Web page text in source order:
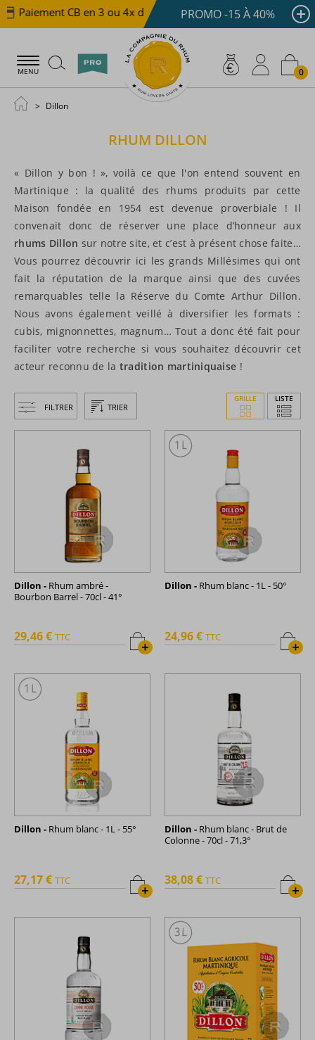
Paiement CB en 3 ou 4x dès 100 € Livraison offerte
PROMO -15 À 40%
MENU 0
Dillon
RHUM DILLON
« Dillon y bon ! », voilà ce que l'on entend souvent en
Martinique : la qualité des rhums produits par cette
Maison fondée en 1954 est devenue proverbiale ! Il
convenait donc de réserver une place d’honneur aux
rhums Dillon sur notre site, et c’est à présent chose faite…
Vous pourrez découvrir ici les grands Millésimes qui ont
fait la réputation de la marque ainsi que des cuvées
remarquables telle la Réserve du Comte Arthur Dillon.
Nous avons également veillé à diversifier les formats :
cubis, mignonnettes, magnum… Tout a donc été fait pour
faciliter votre recherche si vous souhaitez découvrir cet
acteur reconnu de la tradition martiniquaise !
FILTRER TRIER
GRILLE LISTE
Dillon - Rhum ambré -
Bourbon Barrel - 70cl - 41°
+
29,46 € TTC
Dillon - Rhum blanc - 1L - 50°
+
24,96 € TTC
Dillon - Rhum blanc - 1L - 55°
+
27,17 € TTC
Dillon - Rhum blanc - Brut de
Colonne - 70cl - 71,3°
+
38,08 € TTC